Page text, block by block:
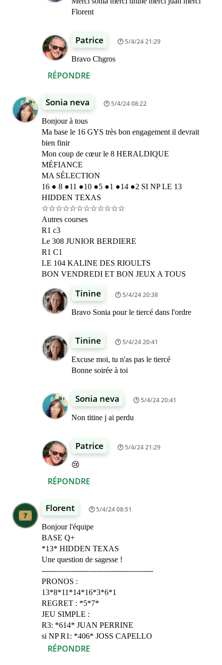
RÉPONDRE
Florent
Patrice 5/4/24 21:29
Bravo Chgros
Sonia neva 5/4/24 08:22
Bonjour à tous
Ma base le 16 GYS très bon engagement il devrait
bien finir
Mon coup de cœur le 8 HERALDIQUE
MÉFIANCE
MA SÉLECTION
16 ● 8 ●11 ●10 ●5 ●1 ●14 ●2 SI NP LE 13
HIDDEN TEXAS
☆☆☆☆☆☆☆☆☆☆☆☆
Autres courses
R1 c3
Le 308 JUNIOR BERDIERE
R1 C1
LE 104 KALINE DES RIOULTS
BON VENDREDI ET BON JEUX A TOUS
RÉPONDRE
Tinine 5/4/24 20:38
Bravo Sonia pour le tiercé dans l'ordre
Tinine 5/4/24 20:41
Excuse moi, tu n'as pas le tiercé
Bonne soirée à toi
Sonia neva 5/4/24 20:41
Non titine j ai perdu
Patrice 5/4/24 21:29
😢
Florent 5/4/24 08:51
Bonjour l'équipe
BASE Q+
*13* HIDDEN TEXAS
Une question de sagesse !
---------------------------------------------
PRONOS :
13*8*11*14*16*3*6*1
REGRET : *5*7*
JEU SIMPLE :
R3: *614* JUAN PERRINE
si NP R1: *406* JOSS CAPELLO
RÉPONDRE